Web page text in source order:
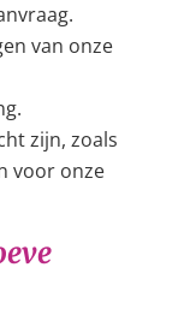
van onze
zijn, zoals
voor onze